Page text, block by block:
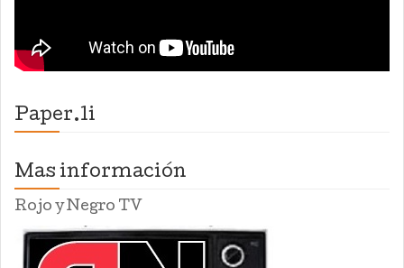
Paper.li
Mas información
Rojo y Negro TV